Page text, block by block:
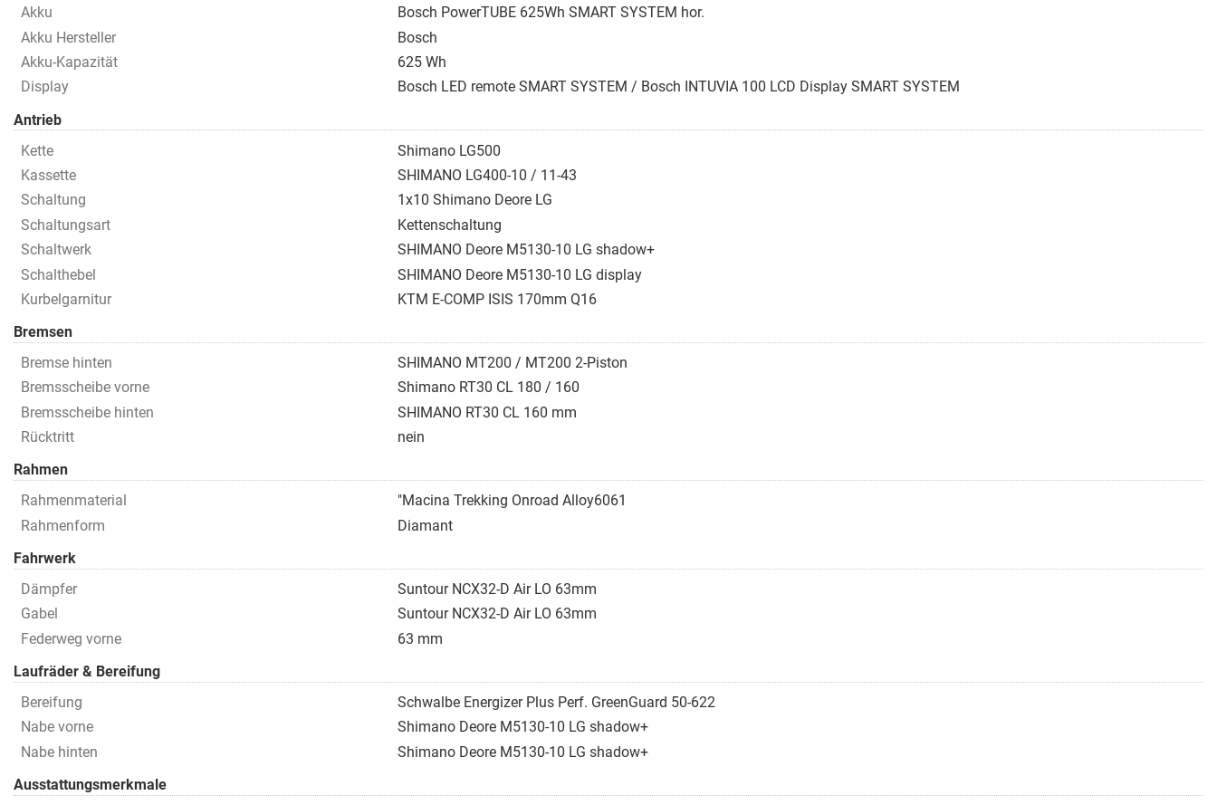
Akku
Bosch PowerTUBE 625Wh SMART SYSTEM hor.
Akku Hersteller
Bosch
Akku-Kapazität
625 Wh
Display
Bosch LED remote SMART SYSTEM / Bosch INTUVIA 100 LCD Display SMART SYSTEM
Antrieb
Kette
Shimano LG500
Kassette
SHIMANO LG400-10 / 11-43
Schaltung
1x10 Shimano Deore LG
Schaltungsart
Kettenschaltung
Schaltwerk
SHIMANO Deore M5130-10 LG shadow+
Schalthebel
SHIMANO Deore M5130-10 LG display
Kurbelgarnitur
KTM E-COMP ISIS 170mm Q16
Bremsen
Bremse hinten
SHIMANO MT200 / MT200 2-Piston
Bremsscheibe vorne
Shimano RT30 CL 180 / 160
Bremsscheibe hinten
SHIMANO RT30 CL 160 mm
Rücktritt
nein
Rahmen
Rahmenmaterial
"Macina Trekking Onroad Alloy6061
Rahmenform
Diamant
Fahrwerk
Dämpfer
Suntour NCX32-D Air LO 63mm
Gabel
Suntour NCX32-D Air LO 63mm
Federweg vorne
63 mm
Laufräder & Bereifung
Bereifung
Schwalbe Energizer Plus Perf. GreenGuard 50-622
Nabe vorne
Shimano Deore M5130-10 LG shadow+
Nabe hinten
Shimano Deore M5130-10 LG shadow+
Ausstattungsmerkmale